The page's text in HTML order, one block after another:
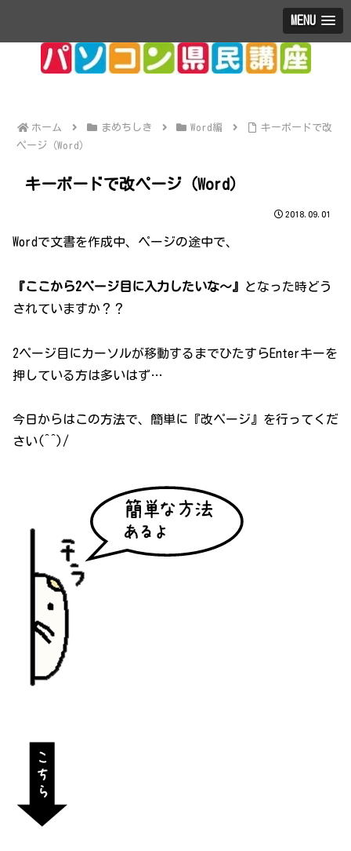
MENU
ホーム まめちしき Word編
キーボードで改
ページ（Word）
キーボードで改ページ（Word）
2018.09.01
Wordで文書を作成中、ページの途中で、
『ここから2ページ目に入力したいな～』
となった時どう
されていますか？？
2ページ目にカーソルが移動するまでひたすらEnterキーを
押している方は多いはず…
今日からはこの方法で、簡単に『改ページ』を行ってくだ
さい(^^)/